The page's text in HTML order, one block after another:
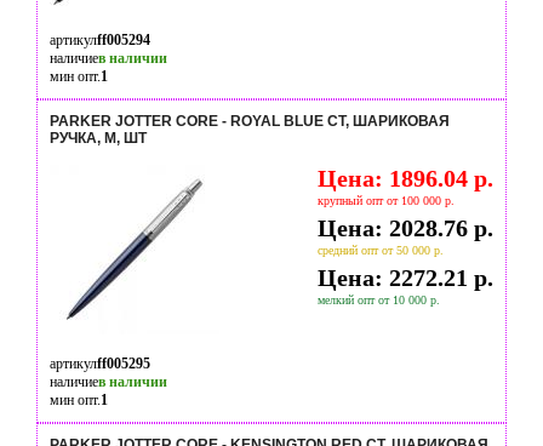
артикулff005294
наличиев наличии
мин опт.1
PARKER JOTTER CORE - ROYAL BLUE CT, ШАРИКОВАЯ
РУЧКА, M, ШТ
Цена: 1896.04 р.
крупный опт от 100 000 р.
Цена: 2028.76 р.
средний опт от 50 000 р.
Цена: 2272.21 р.
мелкий опт от 10 000 р.
артикулff005295
наличиев наличии
мин опт.1